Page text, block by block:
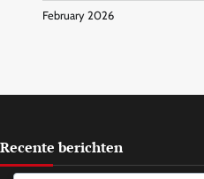
February 2026
Recente berichten